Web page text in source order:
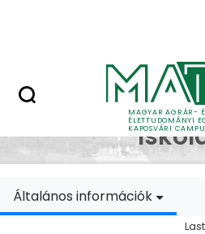
MAGYAR AGRÁR-
ÉLETTUDOMÁNYI
KAPOSVÁRI
Doktori
Általános információk